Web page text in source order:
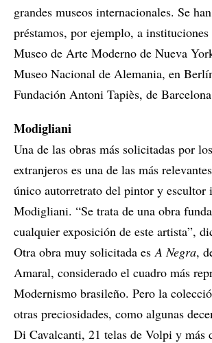
grandes museos internacionales. Se
préstamos, por ejemplo, a
Museo de Arte Moderno de Nueva
Museo Nacional de Alemania, en
Fundación Antoni Tapiès, de
Modigliani
Una de las obras más solicitadas por
extranjeros es una de las más
único autorretrato del pintor y escultor
Modigliani. “Se trata de una obra
cualquier exposición de este artista”,
Otra obra muy solicitada esA Negra,
Amaral, considerado el cuadro más
Modernismo brasileño. Pero la
otras preciosidades, como algunas
Di Cavalcanti, 21 telas de Volpi y más